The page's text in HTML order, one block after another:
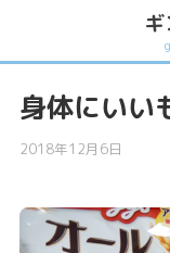
身体にいい
2018年12月6日